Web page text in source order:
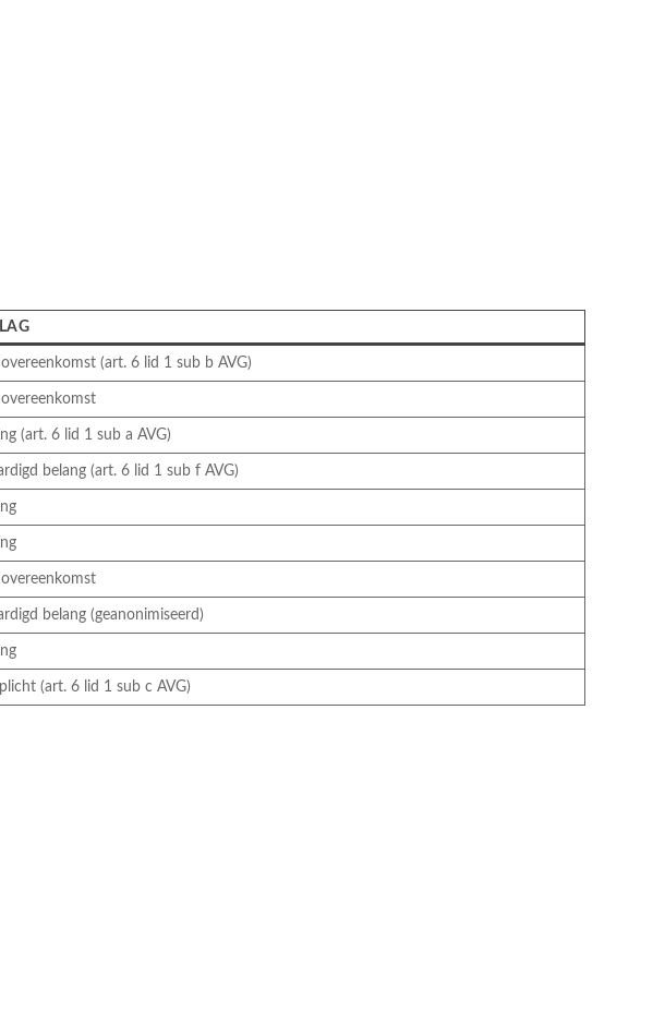
(art. 6 lid 1 sub b AVG)
(art. 6 lid 1 sub a AVG)
belang (art. 6 lid 1 sub f AVG)
belang (geanonimiseerd)
(art. 6 lid 1 sub c AVG)